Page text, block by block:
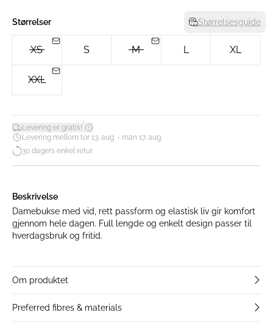
Størrelser Størrelsesguide
XS S M L XL
XXL
Levering er gratis!*
Levering mellom tor 13. aug. - man 17. aug.
30 dagers enkel retur
Beskrivelse
Damebukse med vid, rett passform og elastisk liv gir komfort
gjennom hele dagen. Full lengde og enkelt design passer til
hverdagsbruk og fritid.
Om produktet
Preferred fibres & materials